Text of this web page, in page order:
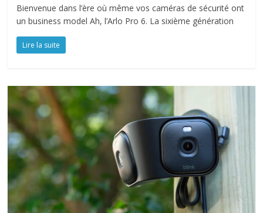
Bienvenue dans l’ère où même vos caméras de sécurité ont
un business model Ah, l’Arlo Pro 6. La sixième génération
Lire la suite